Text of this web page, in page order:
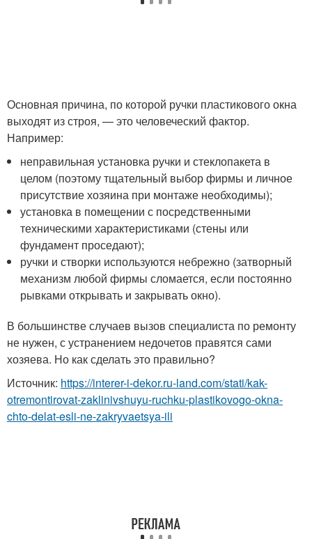
Основная причина, по которой ручки пластикового окна
выходят из строя, — это человеческий фактор.
Например:
неправильная установка ручки и стеклопакета в
целом (поэтому тщательный выбор фирмы и личное
присутствие хозяина при монтаже необходимы);
установка в помещении с посредственными
техническими характеристиками (стены или
фундамент проседают);
ручки и створки используются небрежно (затворный
механизм любой фирмы сломается, если постоянно
рывками открывать и закрывать окно).
В большинстве случаев вызов специалиста по ремонту
не нужен, с устранением недочетов правятся сами
хозяева. Но как сделать это правильно?
Источник: https://interer-i-dekor.ru-land.com/stati/kak-
otremontirovat-zaklinivshuyu-ruchku-plastikovogo-okna-
chto-delat-esli-ne-zakryvaetsya-ili